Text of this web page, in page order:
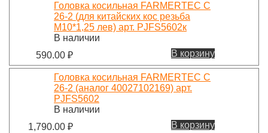
Головка косильная FARMERTEC C
26-2 (для китайских кос резьба
М10*1,25 лев) арт. PJFS5602к
В наличии
590.00 ₽ В корзину
Головка косильная FARMERTEC C
26-2 (аналог 40027102169) арт.
PJFS5602
В наличии
1,790.00 ₽ В корзину